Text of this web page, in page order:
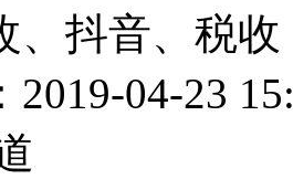
、抖音、税
2019-04-23